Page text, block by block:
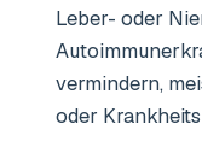
Leber- oder
vermindern,
oder